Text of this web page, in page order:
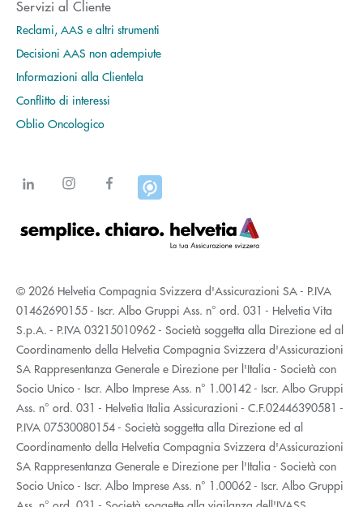
Servizi al Cliente
Reclami, AAS e altri strumenti
Decisioni AAS non adempiute
Informazioni alla Clientela
Conflitto di interessi
Oblio Oncologico
© 2026 Helvetia Compagnia Svizzera d'Assicurazioni SA - P.IVA
01462690155 - Iscr. Albo Gruppi Ass. n° ord. 031 - Helvetia Vita
S.p.A. - P.IVA 03215010962 - Società soggetta alla Direzione ed al
Coordinamento della Helvetia Compagnia Svizzera d'Assicurazioni
SA Rappresentanza Generale e Direzione per l'Italia - Società con
Socio Unico - Iscr. Albo Imprese Ass. n° 1.00142 - Iscr. Albo Gruppi
Ass. n° ord. 031 - Helvetia Italia Assicurazioni - C.F.02446390581 -
P.IVA 07530080154 - Società soggetta alla Direzione ed al
Coordinamento della Helvetia Compagnia Svizzera d'Assicurazioni
SA Rappresentanza Generale e Direzione per l'Italia - Società con
Socio Unico - Iscr. Albo Imprese Ass. n° 1.00062 - Iscr. Albo Gruppi